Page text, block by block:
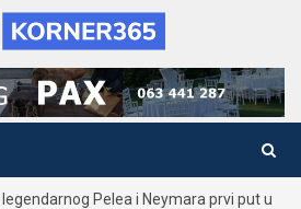
Pelea i Neymara prvi put u